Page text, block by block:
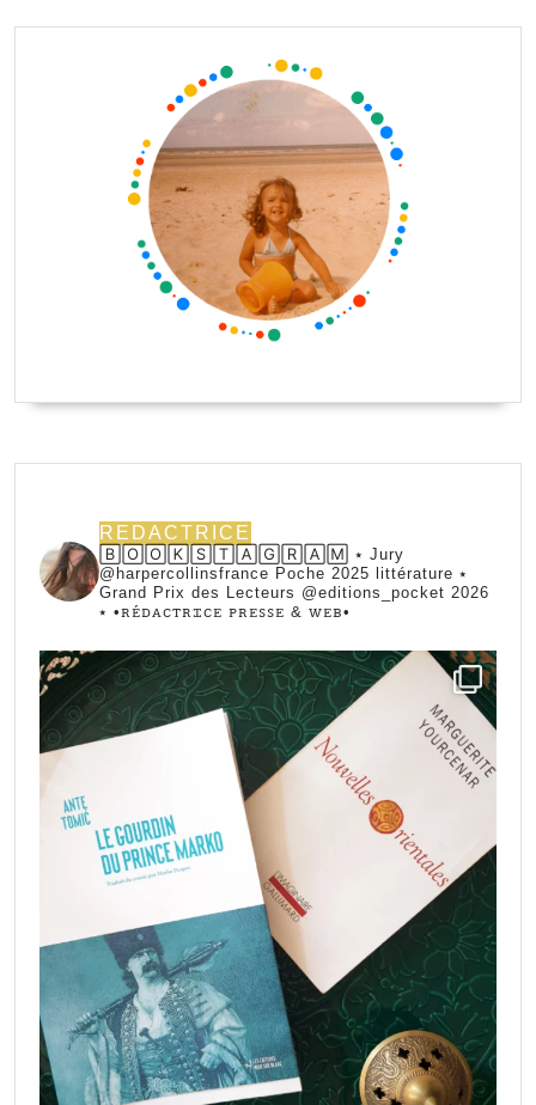
REDACTRICE
🄱🄾🄾🄺🅂🅃🄰🄶🅁🄰🄼 ⭑ Jury
@harpercollinsfrance Poche 2025 littérature ⭑
Grand Prix des Lecteurs @editions_pocket 2026
⭑ •ꭱꭼ́ꭰꭺꮯꭲꭱꮖꮯꭼ ꮲꭱꭼꮪꮪꭼ & ꮃꭼᏼ•